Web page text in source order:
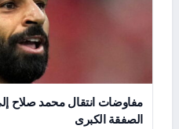
مفاوضات انتقال محمد صلاح
الصفقة الكبرى